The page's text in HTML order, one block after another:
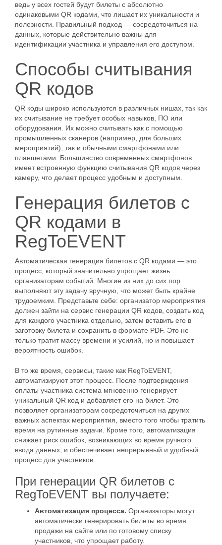
ведь у всех гостей будут билеты с абсолютно
одинаковыми QR кодами, что лишает их уникальности и
полезности. Правильный подход — сосредоточиться на
данных, которые действительно важны для
идентификации участника и управления его доступом.
Способы считывания
QR кодов
QR коды широко используются в различных нишах, так как
их считывание не требует особых навыков, ПО или
оборудования. Их можно считывать как с помощью
промышленных сканеров (например, для больших
мероприятий), так и обычными смартфонами или
планшетами. Большинство современных смартфонов
имеет встроенную функцию считывания QR кодов через
камеру, что делает процесс удобным и доступным.
Генерация билетов с
QR кодами в
RegToEVENT
Автоматическая генерация билетов с QR кодами — это
процесс, который значительно упрощает жизнь
организаторам событий. Многие из них до сих пор
выполняют эту задачу вручную, что может быть крайне
трудоемким. Представьте себе: организатор мероприятия
должен зайти на сервис генерации QR кодов, создать код
для каждого участника отдельно, затем вставить его в
заготовку билета и сохранить в формате PDF. Это не
только тратит массу времени и усилий, но и повышает
вероятность ошибок.
В то же время, сервисы, такие как RegToEVENT,
автоматизируют этот процесс. После подтверждения
оплаты участника система мгновенно генерирует
уникальный QR код и добавляет его на билет. Это
позволяет организаторам сосредоточиться на других
важных аспектах мероприятия, вместо того чтобы тратить
время на рутинные задачи. Кроме того, автоматизация
снижает риск ошибок, возникающих во время ручного
ввода данных, и обеспечивает непрерывный и удобный
процесс для участников.
При генерации QR билетов с
RegToEVENT вы получаете:
Автоматизация процесса. Организаторы могут
автоматически генерировать билеты во время
продажи на сайте или по готовому списку
участников, что упрощает работу.